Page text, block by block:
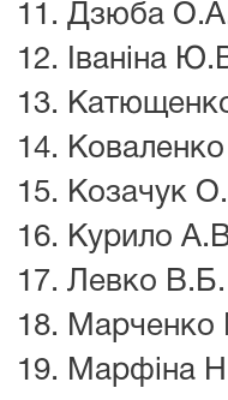
Дзюба
Іваніна
Коваленко
Козачук
Курило
Левко В.Б.
Марченко
Марфіна